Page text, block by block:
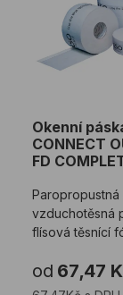
Okenní
CONNECT
FD
Paropropustná
vzduchotěsná
flísová těsnící
dešti. Používá s
od 67,47